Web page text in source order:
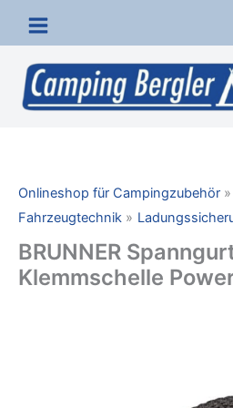
Inhalt
springen
Onlineshop für Campingzubehör
Fahrzeugtechnik
BRUNNER
Klemmschelle